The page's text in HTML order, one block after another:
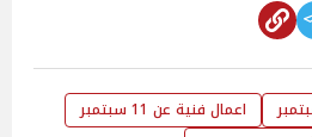
اعمال فنية عن 11 سبتمبر